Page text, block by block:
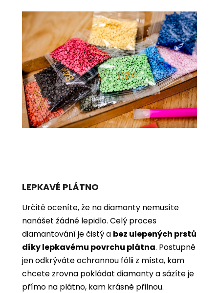
LEPKAVÉ PLÁTNO
Určitě oceníte, že na diamanty nemusíte
nanášet žádné lepidlo. Celý proces
diamantování je čistý a bez ulepených prstů
díky lepkavému povrchu plátna. Postupně
jen odkrýváte ochrannou fólii z místa, kam
chcete zrovna pokládat diamanty a sázíte je
přímo na plátno, kam krásně přilnou.